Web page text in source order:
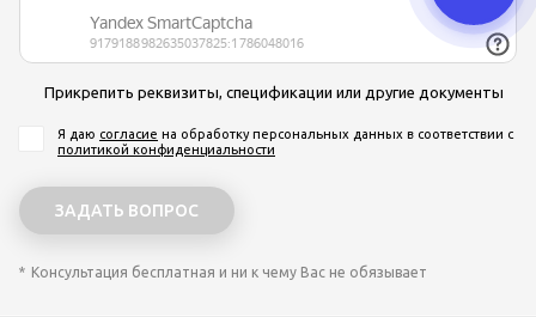
Прикрепить реквизиты, спецификации или другие документы
Я даю согласие на обработку персональных данных в соответствии с
политикой конфиденциальности
Консультация бесплатная и ни к чему Вас не обязывает